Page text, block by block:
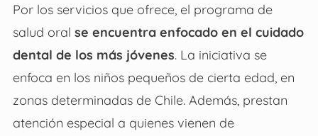
Por los servicios que ofrece, el programa de
salud oral se encuentra enfocado en el cuidado
dental de los más jóvenes. La iniciativa se
enfoca en los niños pequeños de cierta edad, en
zonas determinadas de Chile. Además, prestan
atención especial a quienes vienen de